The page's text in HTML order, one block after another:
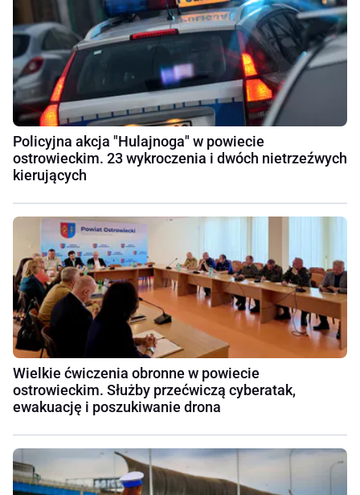
Policyjna akcja "Hulajnoga" w powiecie
ostrowieckim. 23 wykroczenia i dwóch nietrzeźwych
kierujących
Wielkie ćwiczenia obronne w powiecie
ostrowieckim. Służby przećwiczą cyberatak,
ewakuację i poszukiwanie drona